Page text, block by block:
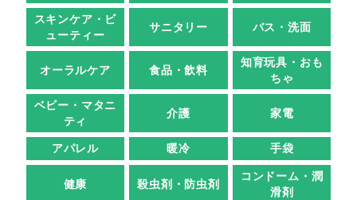
スキンケア・ビ
ューティー
サニタリー バス・洗面
オーラルケア 食品・飲料
知育玩具・おも
ちゃ
ベビー・マタニ
ティ
介護 家電
アパレル 暖冷 手袋
健康 殺虫剤・防虫剤
コンドーム・潤
滑剤